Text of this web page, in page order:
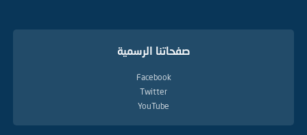
صفحاتنا الرسمية
Facebook
Twitter
YouTube